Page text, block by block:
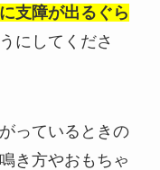
支障が出るぐら
にしてくださ
っているときの
き方やおもちゃ